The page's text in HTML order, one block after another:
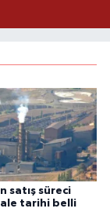
satış süreci
tarihi belli